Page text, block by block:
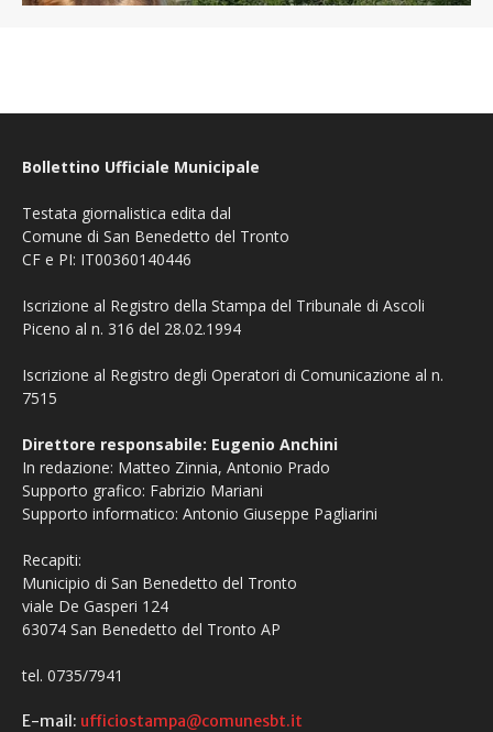
Bollettino Ufficiale Municipale
Testata giornalistica edita dal
Comune di San Benedetto del Tronto
CF e PI: IT00360140446
Iscrizione al Registro della Stampa del Tribunale di Ascoli
Piceno al n. 316 del 28.02.1994
Iscrizione al Registro degli Operatori di Comunicazione al n.
7515
Direttore responsabile: Eugenio Anchini
In redazione: Matteo Zinnia, Antonio Prado
Supporto grafico: Fabrizio Mariani
Supporto informatico: Antonio Giuseppe Pagliarini
Recapiti:
Municipio di San Benedetto del Tronto
viale De Gasperi 124
63074 San Benedetto del Tronto AP
tel. 0735/7941
E-mail: ufficiostampa@comunesbt.it